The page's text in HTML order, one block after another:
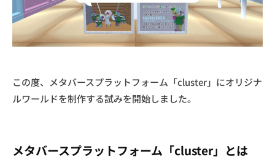
d
e
この度、メタバースプラットフォーム「cluster」にオリジナ
ルワールドを制作する試みを開始しました。
メタバースプラットフォーム「cluster」とは